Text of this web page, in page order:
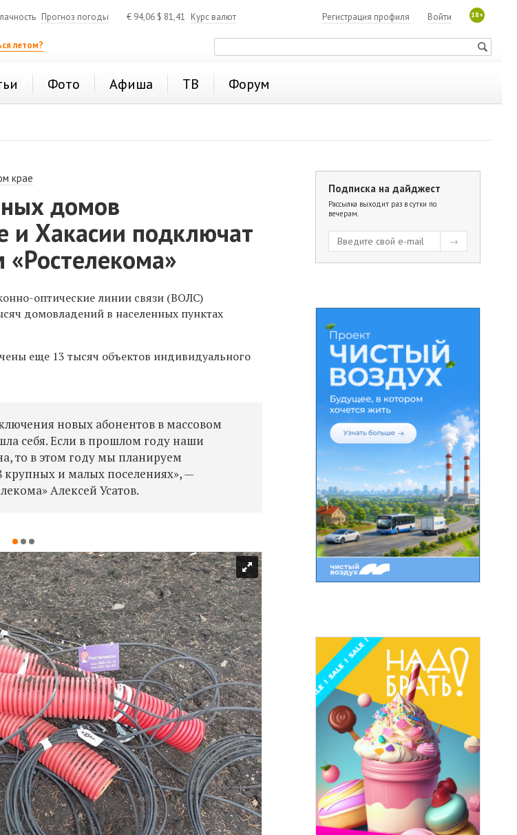
Прогноз погоды € 94,06 $ 81,41 Курс валют 18+
Войти
Регистрация профиля
летом?
Фото Афиша ТВ Форум
крае
домов
и Хакасии подключат
оптические линии связи (ВОЛС)
домовладений в населенных пунктах
еще 13 тысяч объектов индивидуального
новых абонентов в массовом
себя. Если в прошлом году наши
то в этом году мы планируем
крупных и малых поселениях», —
Алексей Усатов.
Подписка на дайджест
Рассылка выходит раз в сутки по
вечерам.